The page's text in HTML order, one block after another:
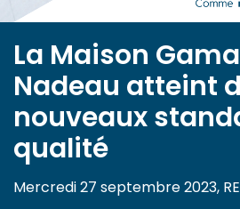
La Maison
Nadeau atteint
nouveaux
qualité
Mercredi 27 septembre 2023,